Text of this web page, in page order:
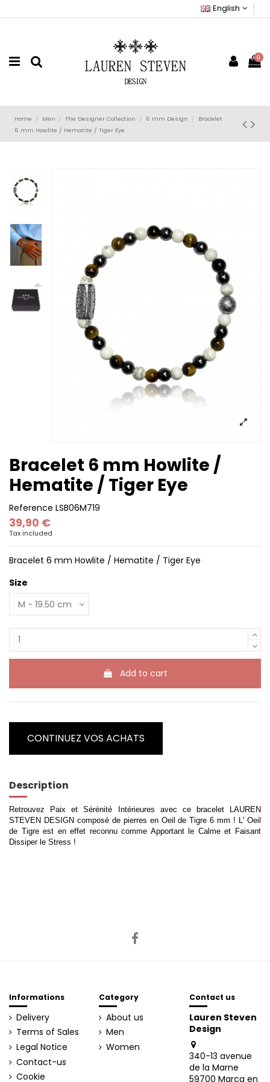
English
0
Home Men The Designer Collection 6 mm Design
Bracelet
6 mm Howlite / Hematite / Tiger Eye
Bracelet 6 mm Howlite /
Hematite / Tiger Eye
Reference LSB06M719
39,90 €
Tax included
Bracelet 6 mm Howlite / Hematite / Tiger Eye
Size
Add to cart
CONTINUEZ VOS ACHATS
Description
Retrouvez Paix et Sérénité Intérieures avec ce bracelet LAUREN
STEVEN DESIGN composé de pierres en Oeil de Tigre 6 mm ! L' Oeil
de Tigre est en effet reconnu comme Apportant le Calme et Faisant
Dissiper le Stress !
Informations
Delivery
Terms of Sales
Legal Notice
Contact-us
Cookie
Category
About us
Men
Women
Contact us
Lauren Steven
Design
340-13 avenue
de la Marne
59700 Marcq en